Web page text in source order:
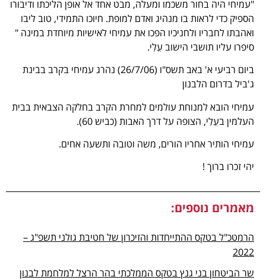
"עמיחי היה בחור משכמו ומעלה, מבט אחד אל אופן הליכתו ודיבורו
הספיק כדי לראות בו מנהיג ואדם למופת. חיוכו התמידי, טוב ליבו
ואהבתו לחבריו ולחניכיו הפכו את עמיחי לאישיות מיוחדת במינה "
סיפרו עליו תושבי הישוב עֵלִי.
ביום רביעי א' באב תשס"ו (26/7/06) נהרג עמיחי בקרב בבינת
ג'ביל בדרום הלבנון
עמיחי הובא למנוחת עולמים למחרת הקרב בחלקה הצבאית בבית
העלמין בעֵלִי, הצופה על דרך האבות (כביש 60).
עמיחי הותיר אחריו הורים, משה וטובה ותשעה אחים.
יהי זכרו ברוך !
מאמרים נוספים:
הרמטכ"ל בטקס ההתייחדות והזיכרון של חטיבת גולני תשפ"ג –
2022
שר הביטחון בני גנץ בטקס הממלכתי בהר הרצל למלחמת לבנון